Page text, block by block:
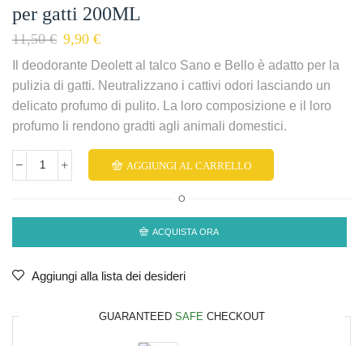
per gatti 200ML
11,50€ 9,90 €
Il deodorante Deolett al talco Sano e Bello è adatto per la
pulizia di gatti. Neutralizzano i cattivi odori lasciando un
delicato profumo di pulito. La loro composizione e il loro
profumo li rendono gradti agli animali domestici.
AGGIUNGI AL CARRELLO
O
ACQUISTA ORA
Aggiungi alla lista dei desideri
GUARANTEED SAFE CHECKOUT